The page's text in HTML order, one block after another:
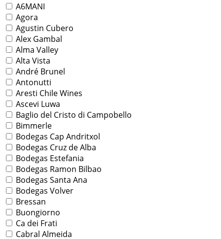
A6MANI
Agora
Agustin Cubero
Alex Gambal
Alma Valley
Alta Vista
André Brunel
Antonutti
Aresti Chile Wines
Ascevi Luwa
Baglio del Cristo di Campobello
Bimmerle
Bodegas Cap Andritxol
Bodegas Cruz de Alba
Bodegas Estefania
Bodegas Ramon Bilbao
Bodegas Santa Ana
Bodegas Volver
Bressan
Buongiorno
Ca dei Frati
Cabral Almeida